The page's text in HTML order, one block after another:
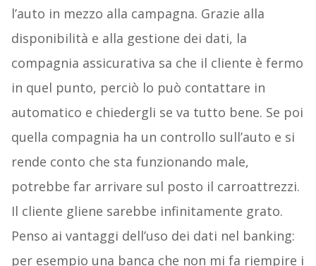
l’auto in mezzo alla campagna. Grazie alla
disponibilità e alla gestione dei dati, la
compagnia assicurativa sa che il cliente è fermo
in quel punto, perciò lo può contattare in
automatico e chiedergli se va tutto bene. Se poi
quella compagnia ha un controllo sull’auto e si
rende conto che sta funzionando male,
potrebbe far arrivare sul posto il carroattrezzi.
Il cliente gliene sarebbe infinitamente grato.
Penso ai vantaggi dell’uso dei dati nel banking:
per esempio una banca che non mi fa riempire i